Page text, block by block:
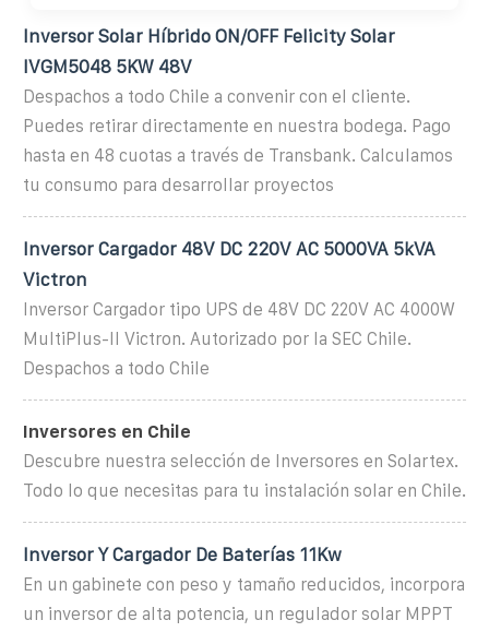
Inversor Solar Híbrido ON/OFF Felicity Solar
IVGM5048 5KW 48V
Despachos a todo Chile a convenir con el cliente.
Puedes retirar directamente en nuestra bodega. Pago
hasta en 48 cuotas a través de Transbank. Calculamos
tu consumo para desarrollar proyectos
Inversor Cargador 48V DC 220V AC 5000VA 5kVA
Victron
Inversor Cargador tipo UPS de 48V DC 220V AC 4000W
MultiPlus-II Victron. Autorizado por la SEC Chile.
Despachos a todo Chile
Inversores en Chile
Descubre nuestra selección de Inversores en Solartex.
Todo lo que necesitas para tu instalación solar en Chile.
Inversor Y Cargador De Baterías 11Kw
En un gabinete con peso y tamaño reducidos, incorpora
un inversor de alta potencia, un regulador solar MPPT